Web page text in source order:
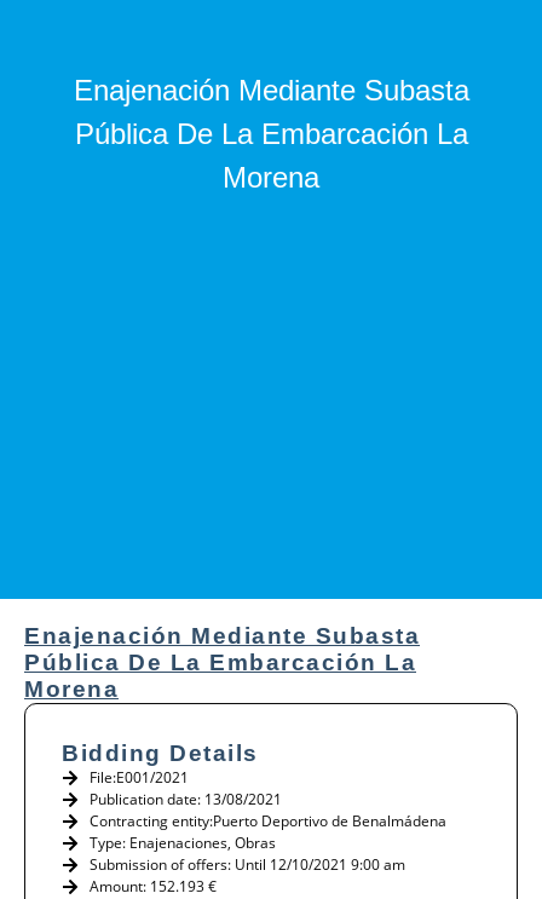
Enajenación Mediante Subasta
Pública De La Embarcación La
Morena
Enajenación Mediante Subasta
Pública De La Embarcación La
Morena
Bidding Details
File:E001/2021
Publication date: 13/08/2021
Contracting entity:Puerto Deportivo de Benalmádena
Type: Enajenaciones, Obras
Submission of offers: Until 12/10/2021 9:00 am
Amount: 152.193 €